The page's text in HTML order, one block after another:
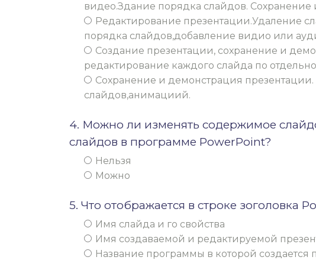
видео.Здание порядка слайдов.
Редактирование презентации.Удаление
порядка слайдов,добавление видио или
Создание презентации, сохранение и
редактирование каждого слайда по
Сохранение и демонстрация
слайдов,анимациий.
4. Можно ли изменять содержимое
слайдов в программе PowerPoint?
Нельзя
Можно
5. Что отображается в строке зоголовка
Имя слайда и го свойства
Имя создаваемой и редактируемой
Название программы в которой создается